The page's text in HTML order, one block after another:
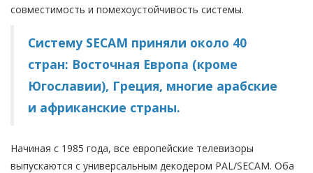
совместимость и помехоустойчивость системы.
Систему SECAM приняли около 40
стран: Восточная Европа (кроме
Югославии), Греция, многие арабские
и африканские страны.
Начиная с 1985 года, все европейские телевизоры
выпускаются с универсальным декодером PAL/SECAM. Оба